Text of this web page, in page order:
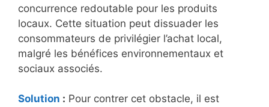
concurrence redoutable pour les produits
locaux. Cette situation peut dissuader les
consommateurs de privilégier l’achat local,
malgré les bénéfices environnementaux et
sociaux associés.
Solution : Pour contrer cet obstacle, il est